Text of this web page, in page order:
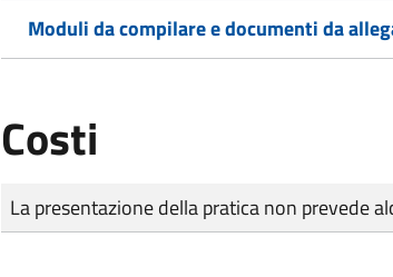
Moduli da compilare e documenti da
Costi
Tipo di pagamento
Importo
La presentazione della pratica non prevede